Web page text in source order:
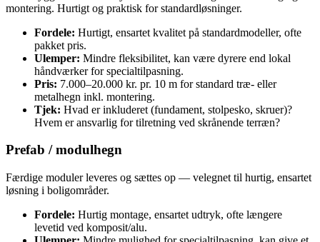
montering. Hurtigt og praktisk for standardløsninger.
Fordele: Hurtigt, ensartet kvalitet på standardmodeller, ofte
pakket pris.
Ulemper: Mindre fleksibilitet, kan være dyrere end lokal
håndværker for specialtilpasning.
Pris: 7.000–20.000 kr. pr. 10 m for standard træ- eller
metalhegn inkl. montering.
Tjek: Hvad er inkluderet (fundament, stolpesko, skruer)?
Hvem er ansvarlig for tilretning ved skrånende terræn?
Prefab / modulhegn
Færdige moduler leveres og sættes op — velegnet til hurtig, ensartet
løsning i boligområder.
Fordele: Hurtig montage, ensartet udtryk, ofte længere
levetid ved komposit/alu.